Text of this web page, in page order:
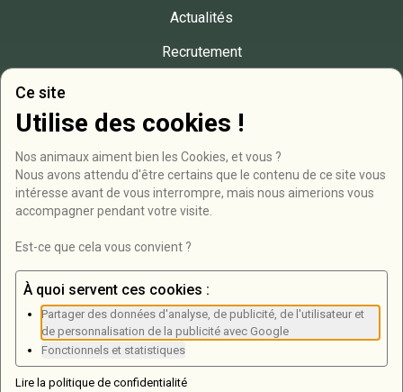
Actualités
Recrutement
Contact
RD946, Bois de Roucy
08250 Olizy-Primat
03 24 71 07 38
Formulaire de contact
Newsletter
Ce site
Utilise des cookies !
Nos animaux aiment bien les Cookies, et vous ?
Nous avons attendu d'être certains que le contenu de ce site vous
intéresse avant de vous interrompre, mais nous aimerions vous
accompagner pendant votre visite.
Est-ce que cela vous convient ?
À quoi servent ces cookies :
Partager des données d'analyse, de publicité, de l'utilisateur et
de personnalisation de la publicité avec Google
Fonctionnels et statistiques
Lire la politique de confidentialité